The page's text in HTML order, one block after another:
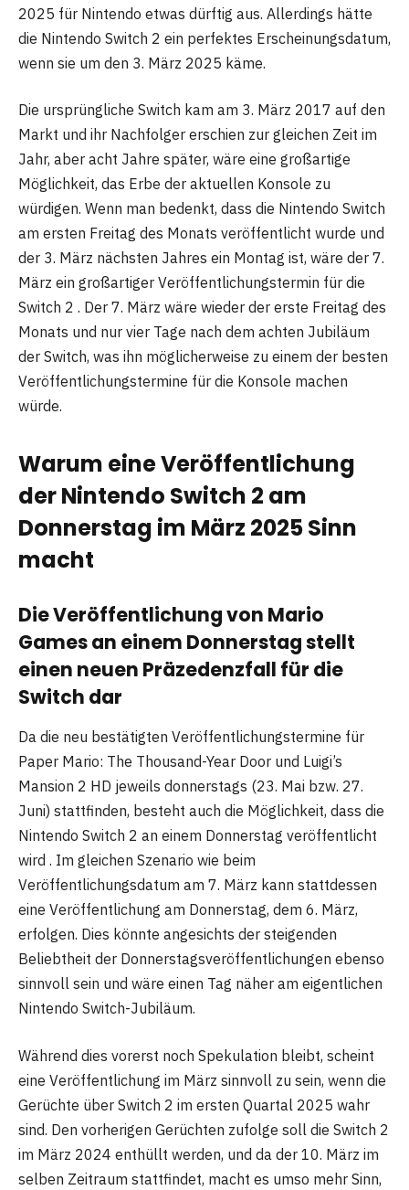
2025 für Nintendo etwas dürftig aus. Allerdings hätte
die Nintendo Switch 2 ein perfektes Erscheinungsdatum,
wenn sie um den 3. März 2025 käme.
Die ursprüngliche Switch kam am 3. März 2017 auf den
Markt und ihr Nachfolger erschien zur gleichen Zeit im
Jahr, aber acht Jahre später, wäre eine großartige
Möglichkeit, das Erbe der aktuellen Konsole zu
würdigen. Wenn man bedenkt, dass die Nintendo Switch
am ersten Freitag des Monats veröffentlicht wurde und
der 3. März nächsten Jahres ein Montag ist, wäre der 7.
März ein großartiger Veröffentlichungstermin für die
Switch 2 . Der 7. März wäre wieder der erste Freitag des
Monats und nur vier Tage nach dem achten Jubiläum
der Switch, was ihn möglicherweise zu einem der besten
Veröffentlichungstermine für die Konsole machen
würde.
Warum eine Veröffentlichung
der Nintendo Switch 2 am
Donnerstag im März 2025 Sinn
macht
Die Veröffentlichung von Mario
Games an einem Donnerstag stellt
einen neuen Präzedenzfall für die
Switch dar
Da die neu bestätigten Veröffentlichungstermine für
Paper Mario: The Thousand-Year Door und Luigi’s
Mansion 2 HD jeweils donnerstags (23. Mai bzw. 27.
Juni) stattfinden, besteht auch die Möglichkeit, dass die
Nintendo Switch 2 an einem Donnerstag veröffentlicht
wird . Im gleichen Szenario wie beim
Veröffentlichungsdatum am 7. März kann stattdessen
eine Veröffentlichung am Donnerstag, dem 6. März,
erfolgen. Dies könnte angesichts der steigenden
Beliebtheit der Donnerstagsveröffentlichungen ebenso
sinnvoll sein und wäre einen Tag näher am eigentlichen
Nintendo Switch-Jubiläum.
Während dies vorerst noch Spekulation bleibt, scheint
eine Veröffentlichung im März sinnvoll zu sein, wenn die
Gerüchte über Switch 2 im ersten Quartal 2025 wahr
sind. Den vorherigen Gerüchten zufolge soll die Switch 2
im März 2024 enthüllt werden, und da der 10. März im
selben Zeitraum stattfindet, macht es umso mehr Sinn,